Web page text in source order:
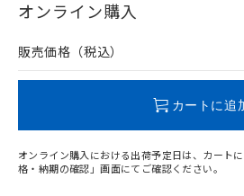
在庫等で未対応品が混在する可能性
問い合わせください。
オンライン購入
販売価格（税込）
カートに追
オンライン購入における出荷予定日は、カート
格・納期の確認」画面にてご確認ください。